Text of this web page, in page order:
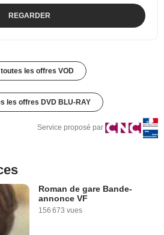
REGARDER
les offres VOD
les offres DVD BLU-RAY
Service proposé par
Roman de gare Bande-
annonce VF
156 673 vues